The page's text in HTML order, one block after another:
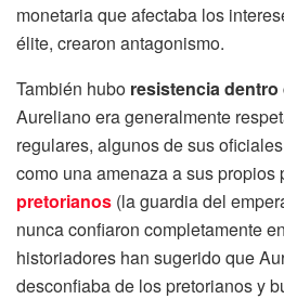
monetaria que afectaba los
élite, crearon antagonismo.
También hubo resistencia dentro
Aureliano era generalmente
regulares, algunos de sus
como una amenaza a sus propios
pretorianos (la guardia del
nunca confiaron completamente
historiadores han sugerido que
desconfiaba de los pretorianos y